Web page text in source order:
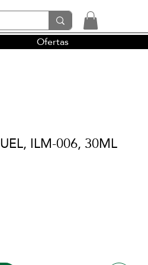
y la perfumería árabe
Ofertas
ILM-006, 30ML